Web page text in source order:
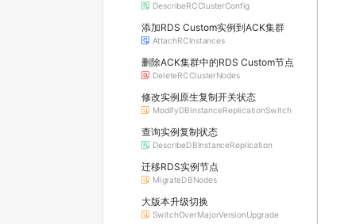
DescribeRCClusterConfig
添加RDS Custom实例到ACK集群
AttachRCInstances
删除ACK集群中的RDS Custom节点
DeleteRCClusterNodes
修改实例原生复制开关状态
ModifyDBInstanceReplicationSwitch
查询实例复制状态
DescribeDBInstanceReplication
迁移RDS实例节点
MigrateDBNodes
大版本升级切换
SwitchOverMajorVersionUpgrade